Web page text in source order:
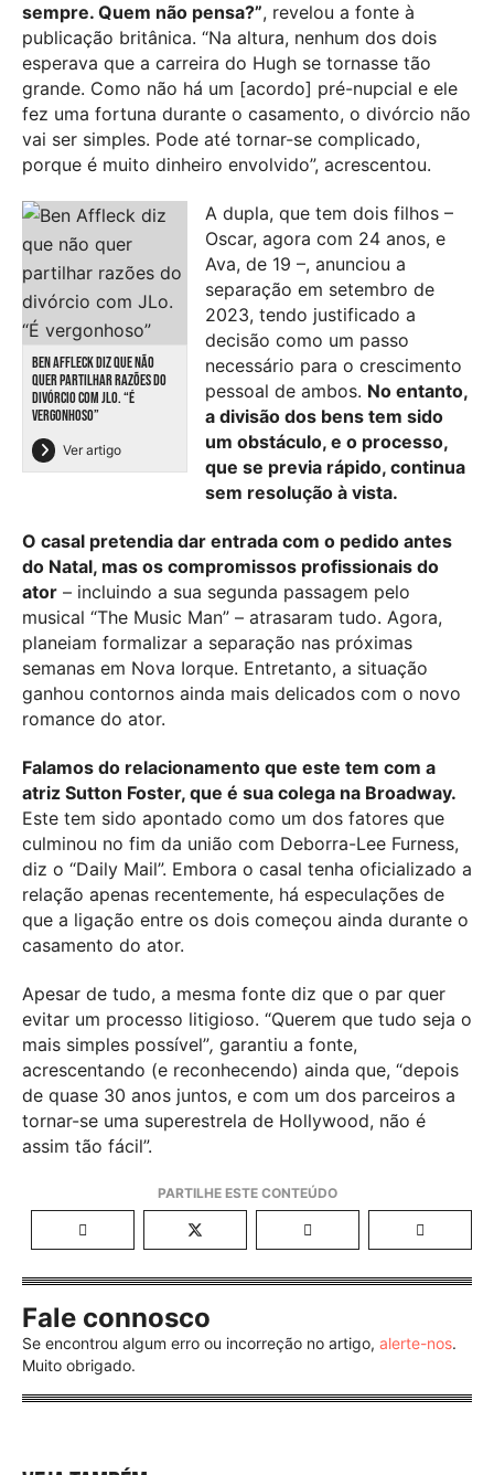
sempre. Quem não pensa?”, revelou a fonte à
publicação britânica. “Na altura, nenhum dos dois
esperava que a carreira do Hugh se tornasse tão
grande. Como não há um [acordo] pré-nupcial e ele
fez uma fortuna durante o casamento, o divórcio não
vai ser simples. Pode até tornar-se complicado,
porque é muito dinheiro envolvido”, acrescentou.
BEN AFFLECK DIZ QUE NÃO
QUER PARTILHAR RAZÕES DO
DIVÓRCIO COM JLO. “É
VERGONHOSO”
Ver artigo
A dupla, que tem dois filhos –
Oscar, agora com 24 anos, e
Ava, de 19 –, anunciou a
separação em setembro de
2023, tendo justificado a
decisão como um passo
necessário para o crescimento
pessoal de ambos. No entanto,
a divisão dos bens tem sido
um obstáculo, e o processo,
que se previa rápido, continua
sem resolução à vista.
O casal pretendia dar entrada com o pedido antes
do Natal, mas os compromissos profissionais do
ator – incluindo a sua segunda passagem pelo
musical “The Music Man” – atrasaram tudo. Agora,
planeiam formalizar a separação nas próximas
semanas em Nova Iorque. Entretanto, a situação
ganhou contornos ainda mais delicados com o novo
romance do ator.
Falamos do relacionamento que este tem com a
atriz Sutton Foster, que é sua colega na Broadway.
Este tem sido apontado como um dos fatores que
culminou no fim da união com Deborra-Lee Furness,
diz o “Daily Mail”. Embora o casal tenha oficializado a
relação apenas recentemente, há especulações de
que a ligação entre os dois começou ainda durante o
casamento do ator.
Apesar de tudo, a mesma fonte diz que o par quer
evitar um processo litigioso. “Querem que tudo seja o
mais simples possível”, garantiu a fonte,
acrescentando (e reconhecendo) ainda que, “depois
de quase 30 anos juntos, e com um dos parceiros a
tornar-se uma superestrela de Hollywood, não é
assim tão fácil”.
Fale connosco
Se encontrou algum erro ou incorreção no artigo, alerte-nos.
Muito obrigado.